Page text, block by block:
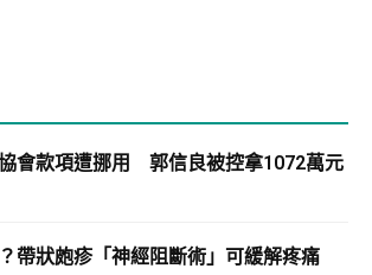
會款項遭挪用 郭信良被控拿1072萬元
帶狀皰疹「神經阻斷術」可緩解疼痛